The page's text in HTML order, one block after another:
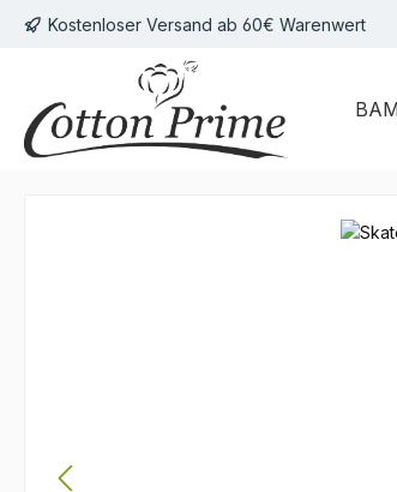
Hauptinhalt springen
Zur Suche springen
Zur Hauptnavigation springen
Kostenloser Versand ab 60€ Warenwert